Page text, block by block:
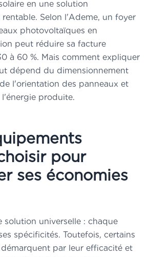
en une solution
Selon l'Ademe, un foyer
photovoltaïques en
peut réduire sa facture
à 60 %. Mais comment expliquer
dépend du dimensionnement
l'orientation des panneaux et
produite.
pour
ses économies
solution universelle : chaque
spécificités. Toutefois, certains
par leur efficacité et